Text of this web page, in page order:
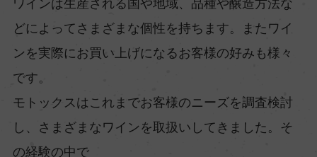
どによってさまざまな個性を持ちます。またワイ
ンを実際にお買い上げになるお客様の好みも様々
です。
モトックスはこれまでお客様のニーズを調査検討
し、さまざまなワインを取扱いしてきました。そ
の経験の中で